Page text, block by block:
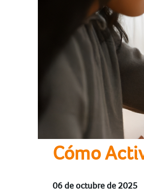
Cómo
06 de octubre de 2025